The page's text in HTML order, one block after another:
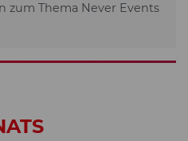
zum Thema Never Events